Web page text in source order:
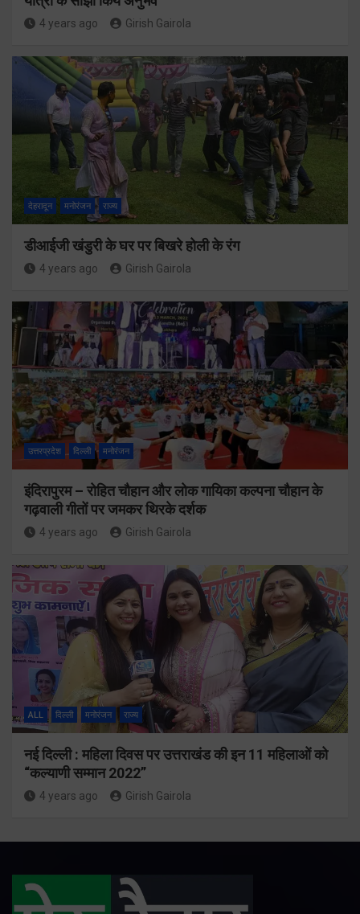
4 years ago Girish Gairola
देहरादून मनोरंजन राज्य
डीआईजी खंडुरी के घर पर बिखरे होली के रंग
4 years ago Girish Gairola
उत्तरप्रदेश दिल्ली मनोरंजन
इंदिरापुरम – रोहित चौहान और लोक गायिका कल्पना चौहान के
गढ़वाली गीतों पर जमकर थिरके दर्शक
4 years ago Girish Gairola
ALL दिल्ली मनोरंजन राज्य
नई दिल्ली : महिला दिवस पर उत्तराखंड की इन 11 महिलाओं को
“कल्याणी सम्मान 2022”
4 years ago Girish Gairola